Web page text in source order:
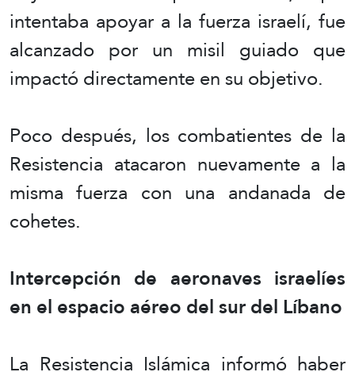
intentaba apoyar a la fuerza israelí, fue
alcanzado por un misil guiado que
impactó directamente en su objetivo.
Poco después, los combatientes de la
Resistencia atacaron nuevamente a la
misma fuerza con una andanada de
cohetes.
Intercepción de aeronaves israelíes
en el espacio aéreo del sur del Líbano
La Resistencia Islámica informó haber